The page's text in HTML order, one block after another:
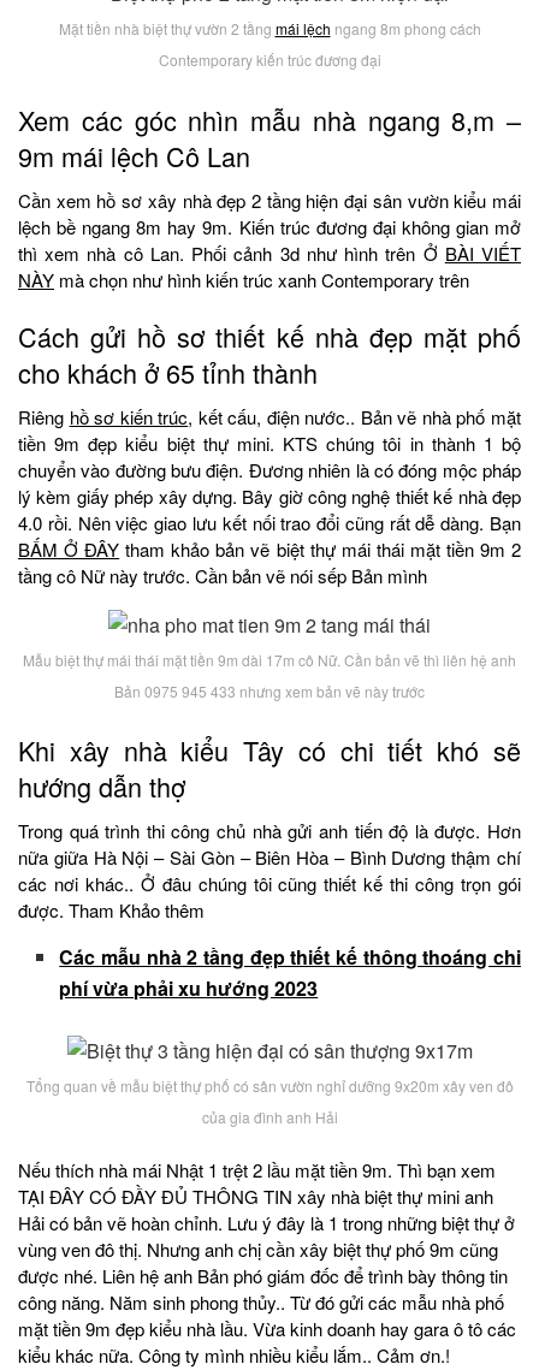
Mặt tiền nhà biệt thự vườn 2 tầng mái lệch ngang 8m phong cách
Contemporary kiến trúc đương đại
Xem các góc nhìn mẫu nhà ngang 8,m –
9m mái lệch Cô Lan
Cần xem hồ sơ xây nhà đẹp 2 tầng hiện đại sân vườn kiểu mái
lệch bề ngang 8m hay 9m. Kiến trúc đương đại không gian mở
thì xem nhà cô Lan. Phối cảnh 3d như hình trên Ở BÀI VIẾT
NÀY mà chọn như hình kiến trúc xanh Contemporary trên
Cách gửi hồ sơ thiết kế nhà đẹp mặt phố
cho khách ở 65 tỉnh thành
Riêng hồ sơ kiến trúc, kết cấu, điện nước.. Bản vẽ nhà phố mặt
tiền 9m đẹp kiểu biệt thự mini. KTS chúng tôi in thành 1 bộ
chuyển vào đường bưu điện. Đương nhiên là có đóng mộc pháp
lý kèm giấy phép xây dựng. Bây giờ công nghệ thiết kế nhà đẹp
4.0 rồi. Nên việc giao lưu kết nối trao đổi cũng rất dễ dàng. Bạn
BẤM Ở ĐÂY tham khảo bản vẽ biệt thự mái thái mặt tiền 9m 2
tầng cô Nữ này trước. Cần bản vẽ nói sếp Bản mình
Mẫu biệt thự mái thái mặt tiền 9m dài 17m cô Nữ. Cần bản vẽ thì liên hệ anh
Bản 0975 945 433 nhưng xem bản vẽ này trước
Khi xây nhà kiểu Tây có chi tiết khó sẽ
hướng dẫn thợ
Trong quá trình thi công chủ nhà gửi anh tiến độ là được. Hơn
nữa giữa Hà Nội – Sài Gòn – Biên Hòa – Bình Dương thậm chí
các nơi khác.. Ở đâu chúng tôi cũng thiết kế thi công trọn gói
được. Tham Khảo thêm
Các mẫu nhà 2 tầng đẹp thiết kế thông thoáng chi
phí vừa phải xu hướng 2023
Tổng quan về mẫu biệt thự phố có sân vườn nghỉ dưỡng 9x20m xây ven đô
của gia đình anh Hải
Nếu thích nhà mái Nhật 1 trệt 2 lầu mặt tiền 9m. Thì bạn xem
TẠI ĐÂY CÓ ĐẦY ĐỦ THÔNG TIN xây nhà biệt thự mini anh
Hải có bản vẽ hoàn chỉnh. Lưu ý đây là 1 trong những biệt thự ở
vùng ven đô thị. Nhưng anh chị cần xây biệt thự phố 9m cũng
được nhé. Liên hệ anh Bản phó giám đốc để trình bày thông tin
công năng. Năm sinh phong thủy.. Từ đó gửi các mẫu nhà phố
mặt tiền 9m đẹp kiểu nhà lầu. Vừa kinh doanh hay gara ô tô các
kiểu khác nữa. Công ty mình nhiều kiểu lắm.. Cảm ơn.!